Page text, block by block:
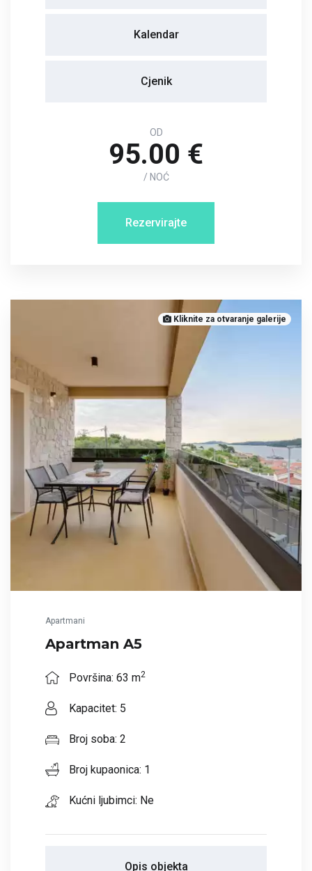
Kalendar
Cjenik
OD
95.00 €
/ NOĆ
Rezervirajte
Kliknite za otvaranje galerije
Apartmani
Apartman A5
Površina: 63 m2
Kapacitet: 5
Broj soba: 2
Broj kupaonica: 1
Kućni ljubimci: Ne
Opis objekta